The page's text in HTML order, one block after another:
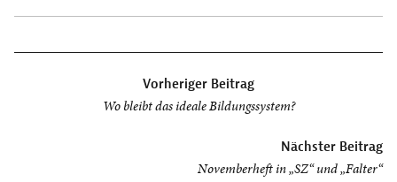
Vorheriger Beitrag
Wo bleibt das ideale Bildungssystem?
Nächster Beitrag
Novemberheft in „SZ“ und „Falter“